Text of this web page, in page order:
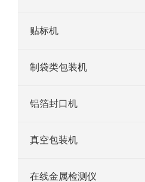
贴标机
制袋类包装机
铝箔封口机
真空包装机
在线金属检测仪